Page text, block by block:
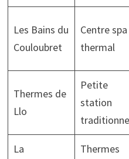
Les Bains du
Couloubret
Centre spa
thermal
Thermes de
Llo
Petite
station
La
Thermes